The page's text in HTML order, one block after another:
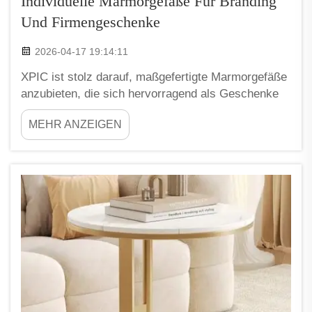
Und Firmengeschenke
2026-04-17 19:14:11
XPIC ist stolz darauf, maßgefertigte Marmorgefäße
anzubieten, die sich hervorragend als Geschenke
für Unternehmen und Organisationen eignen. Diese
Vasen sind nicht nur schön, sie erzählen auch eine
Geschichte über Ihre Marke. Wenn Sie sich für
das Menschen lange in Erinnerung behalten
werden...
MEHR ANZEIGEN